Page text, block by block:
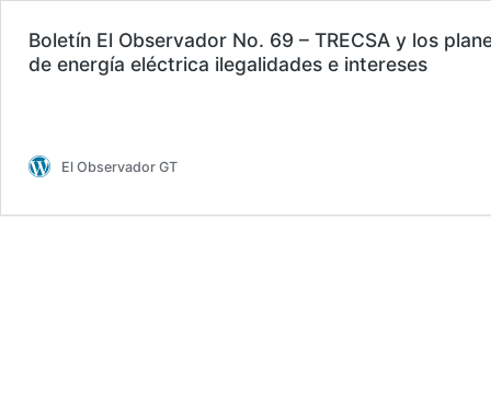
Boletín El Observador No. 69 – TRECSA y los
de energía eléctrica ilegalidades e intereses
El Observador GT